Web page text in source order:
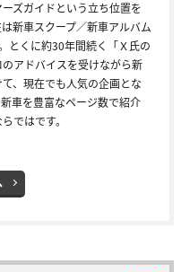
ズガイドという立ち位置を
新車スクープ／新車アルバム
とくに約30年間続く「Ｘ氏の
アドバイスを受けながら新
、現在でも人気の企画とな
車を豊富なページ数で紹介
ではです。